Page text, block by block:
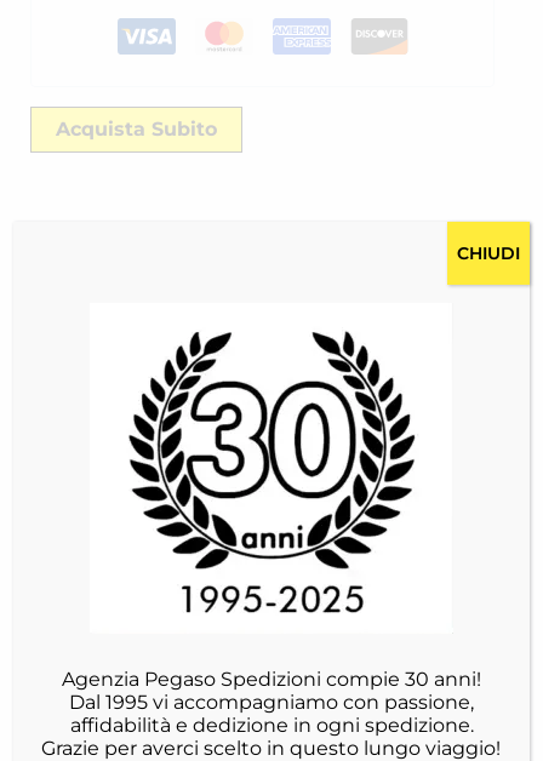
Acquista Subito
Agenzia Pegaso Spedizioni compie 30 anni!
Dal 1995 vi accompagniamo con passione,
affidabilità e dedizione in ogni spedizione.
Grazie per averci scelto in questo lungo viaggio!
CHIUDI